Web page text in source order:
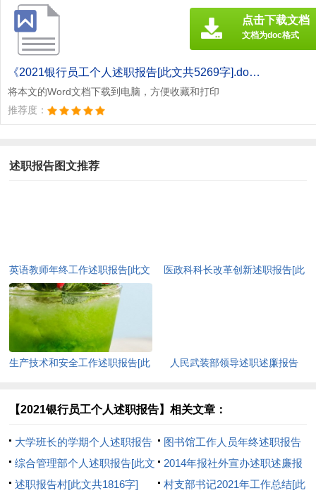
《2021银行员工个人述职报告[此文共5269字].doc》
将本文的Word文档下载到电脑，方便收藏和打印
推荐度：
点击下载文档
文档为doc格式
述职报告图文推荐
英语教师年终工作述职报告[此文
共5853字]
医政科科长改革创新述职报告[此
生产技术和安全工作述职报告[此
人民武装部领导述职述廉报告
【2021银行员工个人述职报告】相关文章：
大学班长的学期个人述职报告
[此文共6254字]
图书馆工作人员年终述职报告
[此文共5167字]
综合管理部个人述职报告[此文
共1449字]
2014年报社外宣办述职述廉报
告[此文共10594字]
述职报告村[此文共1816字]
村支部书记2021年工作总结[此